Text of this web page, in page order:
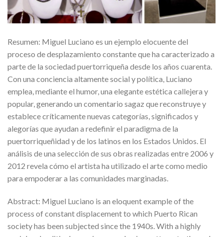
Resumen: Miguel Luciano es un ejemplo elocuente del
proceso de desplazamiento constante que ha caracterizado a
parte de la sociedad puertorriqueña desde los años cuarenta.
Con una conciencia altamente social y política, Luciano
emplea, mediante el humor, una elegante estética callejera y
popular, generando un comentario sagaz que reconstruye y
establece críticamente nuevas categorías, significados y
alegorías que ayudan a redefinir el paradigma de la
puertorriqueñidad y de los latinos en los Estados Unidos. El
análisis de una selección de sus obras realizadas entre 2006 y
2012 revela cómo el artista ha utilizado el arte como medio
para empoderar a las comunidades marginadas.
Abstract: Miguel Luciano is an eloquent example of the
process of constant displacement to which Puerto Rican
society has been subjected since the 1940s. With a highly